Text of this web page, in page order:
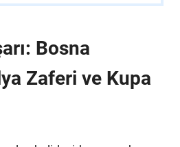
Bosna
Zaferi ve Kupa